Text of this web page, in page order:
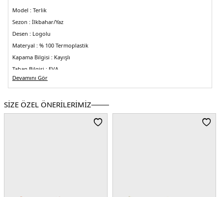
Model : Terlik
Sezon : İlkbahar/Yaz
Desen : Logolu
Materyal : % 100 Termoplastik
Kapama Bilgisi : Kayışlı
Taban Bilgisi : EVA
Taban Kalınlığı :
alabilirlik için havalandırma delikleri
Devamını Gör
SİZE ÖZEL ÖNERİLERİMİZ